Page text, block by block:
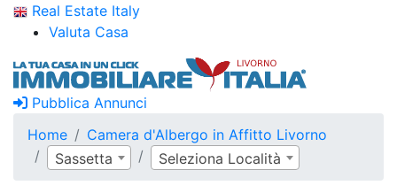
Real Estate Italy
Valuta Casa
Pubblica Annunci
Home
Camera d'Albergo in Affitto Livorno
Sassetta
Seleziona Località